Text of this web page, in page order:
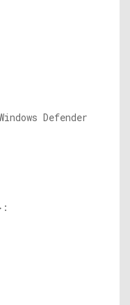
جرب الخطوات التالية لحل المشكلة: